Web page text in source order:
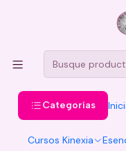
Categorías
Cursos Kinexia